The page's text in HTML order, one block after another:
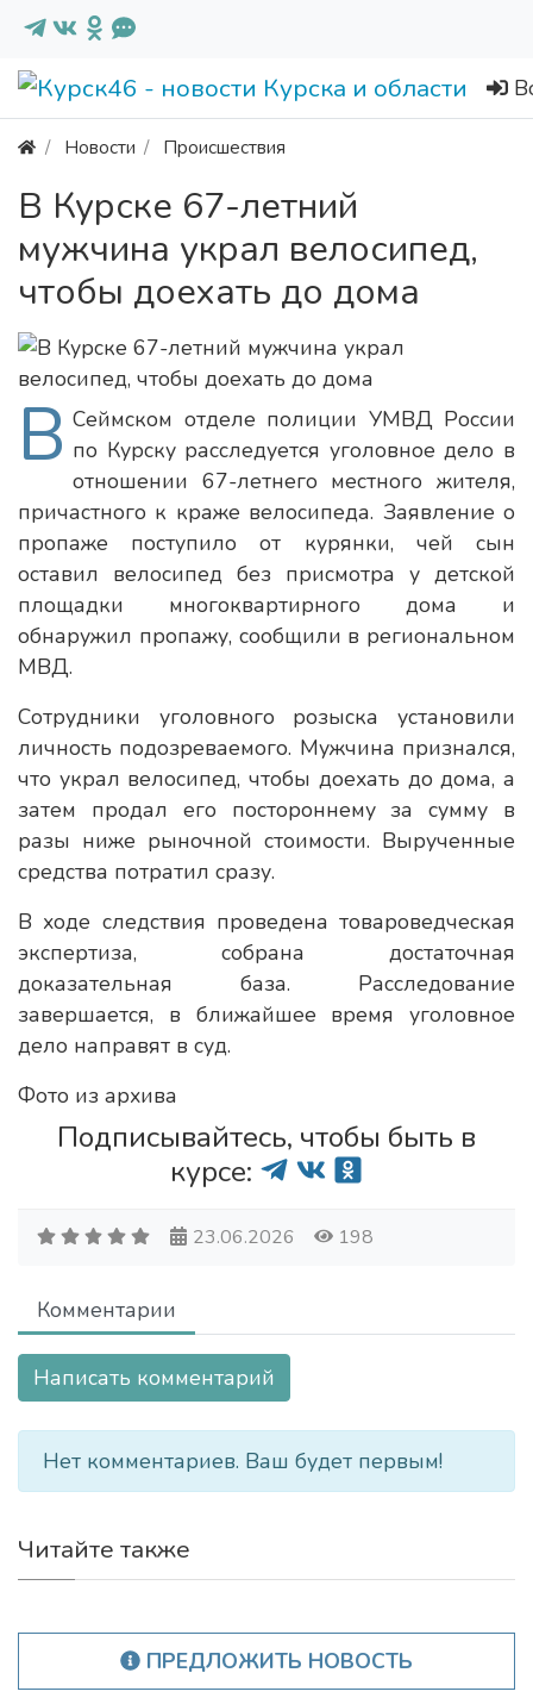
Новости Происшествия
В Курске 67-летний
мужчина украл велосипед,
чтобы доехать до дома
В Сеймском отделе полиции УМВД России
по Курску расследуется уголовное дело в
отношении 67-летнего местного жителя,
причастного к краже велосипеда. Заявление о
пропаже поступило от курянки, чей сын
оставил велосипед без присмотра у детской
площадки многоквартирного дома и
обнаружил пропажу, сообщили в региональном
МВД.
Сотрудники уголовного розыска установили
личность подозреваемого. Мужчина признался,
что украл велосипед, чтобы доехать до дома, а
затем продал его постороннему за сумму в
разы ниже рыночной стоимости. Вырученные
средства потратил сразу.
В ходе следствия проведена товароведческая
экспертиза, собрана достаточная
доказательная база. Расследование
завершается, в ближайшее время уголовное
дело направят в суд.
Фото из архива
Подписывайтесь, чтобы быть в
курсе:
23.06.2026 198
Комментарии
Написать комментарий
Нет комментариев. Ваш будет первым!
Читайте также
ПРЕДЛОЖИТЬ НОВОСТЬ